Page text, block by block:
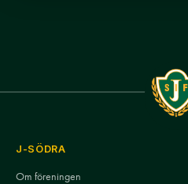
J-SÖDRA
Om föreningen